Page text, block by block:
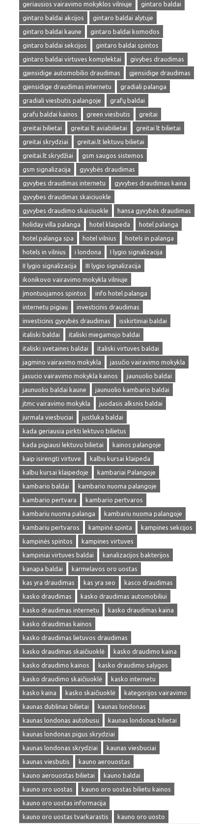
geriausios vairavimo mokyklos vilniuje
gintaro baldai
gintaro baldai akcijos
gintaro baldai alytuje
gintaro baldai kaune
gintaro baldai komodos
gintaro baldai sekcijos
gintaro baldai spintos
gintaro baldai virtuves komplektai
givybes draudimas
gjensidige automobilio draudimas
gjensidige draudimas
gjensidige draudimas internetu
gradiali palanga
gradiali viesbutis palangoje
grafų baldai
grafu baldai kainos
green viesbutis
greitai
greitai bilietai
greitai lt aviabilietai
greitai lt bilietai
greitai skrydziai
greitai.lt lektuvu bilietai
greitai.lt skrydžiai
gsm saugos sistemos
gsm signalizacija
gyvybės draudimas
gyvybes draudimas internetu
gyvybes draudimas kaina
gyvybes draudimas skaiciuokle
gyvybes draudimo skaiciuokle
hansa gyvybės draudimas
holiday villa palanga
hotel klaipeda
hotel palanga
hotel palanga spa
hotel vilnius
hotels in palanga
hotels in vilnius
i londona
I lygio signalizacija
II lygio signalizacija
III lygio signalizacija
ikonikovo vairavimo mokykla vilniuje
įmontuojamos spintos
info hotel palanga
internetu pigiau
investicinis draudimas
investicinis gyvybės draudimas
isskirtiniai baldai
italiski baldai
italiski miegamojo baldai
italiski svetaines baldai
italiski virtuves baldai
jagmino vairavimo mokykla
jasučio vairavimo mokykla
jasucio vairavimo mokykla kainos
jaunuolio baldai
jaunuolio baldai kaune
jaunuolio kambario baldai
jtmc vairavimo mokykla
juodasis alksnis baldai
jurmala viesbuciai
justluka baldai
kada geriausia pirkti lektuvo bilietus
kada pigiausi lektuvu bilietai
kainos palangoje
kaip isirengti virtuve
kalbu kursai klaipeda
kalbu kursai klaipedoje
kambariai Palangoje
kambario baldai
kambario nuoma palangoje
kambario pertvara
kambario pertvaros
kambariu nuoma palanga
kambariu nuoma palangoje
kambariu pertvaros
kampinė spinta
kampines sekcijos
kampinės spintos
kampines virtuves
kampiniai virtuves baldai
kanalizacijos bakterijos
kanapa baldai
karmelavos oro uostas
kas yra draudimas
kas yra seo
kasco draudimas
kasko draudimas
kasko draudimas automobiliui
kasko draudimas internetu
kasko draudimas kaina
kasko draudimas kainos
kasko draudimas lietuvos draudimas
kasko draudimas skaičiuoklė
kasko draudimo kaina
kasko draudimo kainos
kasko draudimo salygos
kasko draudimo skaičiuoklė
kasko internetu
kasko kaina
kasko skaičiuoklė
kategorijos vairavimo
kaunas dublinas bilietai
kaunas londonas
kaunas londonas autobusu
kaunas londonas bilietai
kaunas londonas pigus skrydziai
kaunas londonas skrydziai
kaunas viesbuciai
kaunas viesbutis
kauno aerouostas
kauno aerouostas bilietai
kauno baldai
kauno oro uostas
kauno oro uostas bilietu kainos
kauno oro uostas informacija
kauno oro uostas tvarkarastis
kauno oro uosto